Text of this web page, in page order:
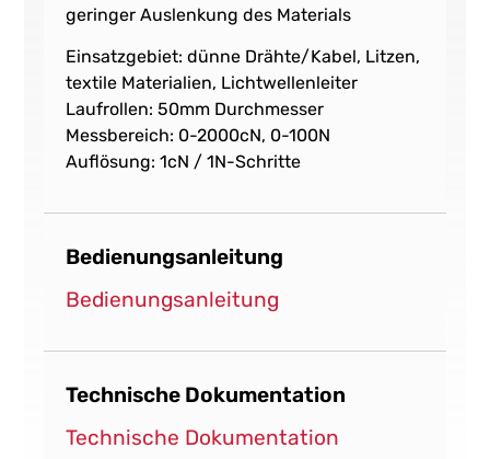
geringer Auslenkung des Materials
Einsatzgebiet: dünne Drähte/Kabel, Litzen,
textile Materialien, Lichtwellenleiter
Laufrollen: 50mm Durchmesser
Messbereich: 0-2000cN, 0-100N
Auflösung: 1cN / 1N-Schritte
Bedienungsanleitung
Bedienungsanleitung
Technische Dokumentation
Technische Dokumentation